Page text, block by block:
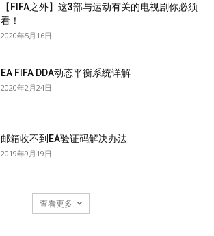
【FIFA之外】这3部与运动有关的电视剧你必须
看！
2020年5月16日
EA FIFA DDA动态平衡系统详解
2020年2月24日
邮箱收不到EA验证码解决办法
2019年9月19日
查看更多